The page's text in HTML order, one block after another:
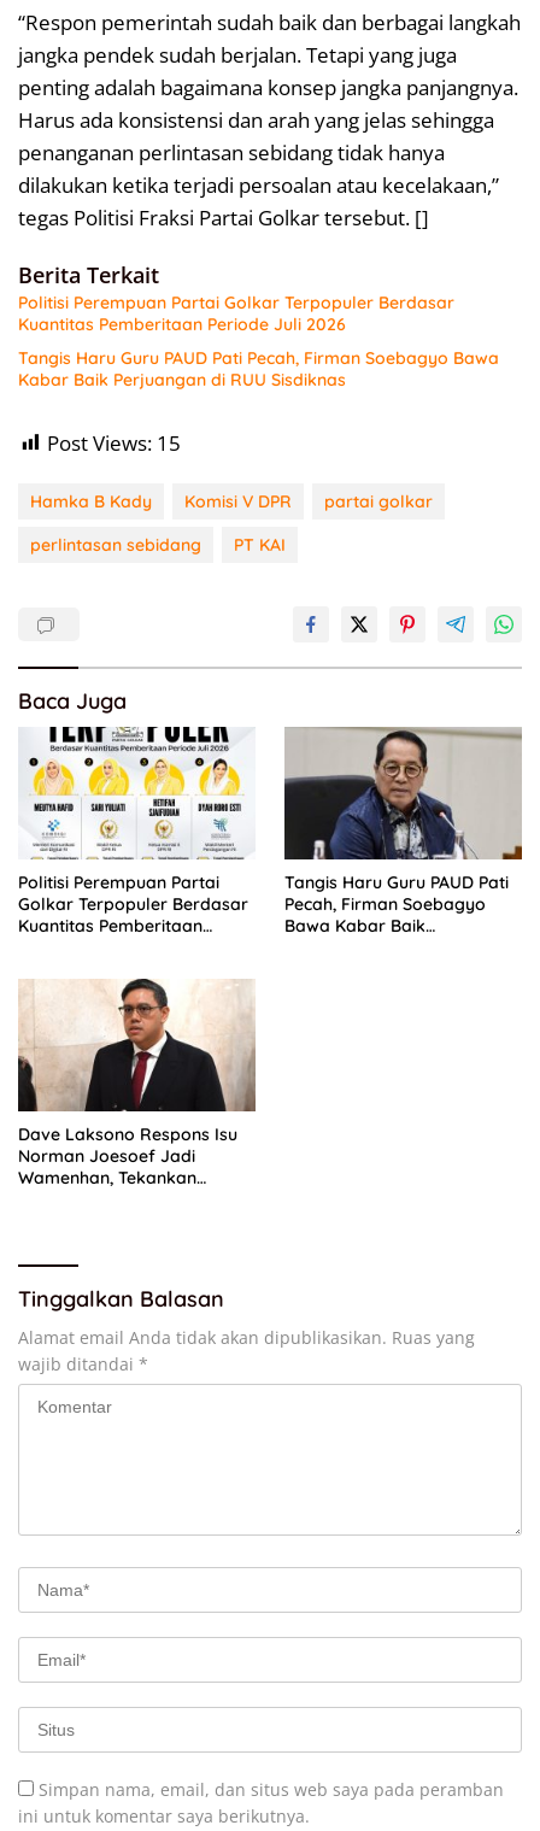
“Respon pemerintah sudah baik dan berbagai langkah
jangka pendek sudah berjalan. Tetapi yang juga
penting adalah bagaimana konsep jangka panjangnya.
Harus ada konsistensi dan arah yang jelas sehingga
penanganan perlintasan sebidang tidak hanya
dilakukan ketika terjadi persoalan atau kecelakaan,”
tegas Politisi Fraksi Partai Golkar tersebut. []
Berita Terkait
Politisi Perempuan Partai Golkar Terpopuler Berdasar
Kuantitas Pemberitaan Periode Juli 2026
Tangis Haru Guru PAUD Pati Pecah, Firman Soebagyo Bawa
Kabar Baik Perjuangan di RUU Sisdiknas
Post Views: 15
Hamka B Kady Komisi V DPR
partai golkar
perlintasan sebidang
PT KAI
Baca Juga
Politisi Perempuan Partai
Golkar Terpopuler Berdasar
Kuantitas Pemberitaan
Tangis Haru Guru PAUD Pati
Pecah, Firman Soebagyo
Bawa Kabar Baik
Dave Laksono Respons Isu
Norman Joesoef Jadi
Wamenhan, Tekankan
Tinggalkan Balasan
Alamat email Anda tidak akan dipublikasikan. Ruas yang
wajib ditandai *
Simpan nama, email, dan situs web saya pada peramban
ini untuk komentar saya berikutnya.